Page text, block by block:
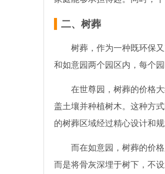
二、树葬
树葬，作为一种既环保
和如意园两个园区内，每个
在世尊园，树葬的价格
盖土壤并种植树木。这种方
的树葬区域经过精心设计和
而在如意园，树葬的价
而是将骨灰深埋于树下，不